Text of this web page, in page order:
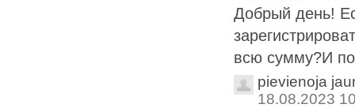
Добрый день!
всю сумму?И
pievienoja
18.08.2023